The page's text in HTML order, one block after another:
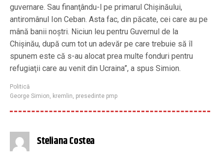
guvernare. Sau finanţându-l pe primarul Chişinăului,
antiromânul Ion Ceban. Asta fac, din păcate, cei care au pe
mână banii noştri. Niciun leu pentru Guvernul de la
Chişinău, după cum tot un adevăr pe care trebuie să îl
spunem este că s-au alocat prea multe fonduri pentru
refugiaţii care au venit din Ucraina”, a spus Simion.
Politică
George Simion, kremlin, presedinte pmp
Steliana Costea